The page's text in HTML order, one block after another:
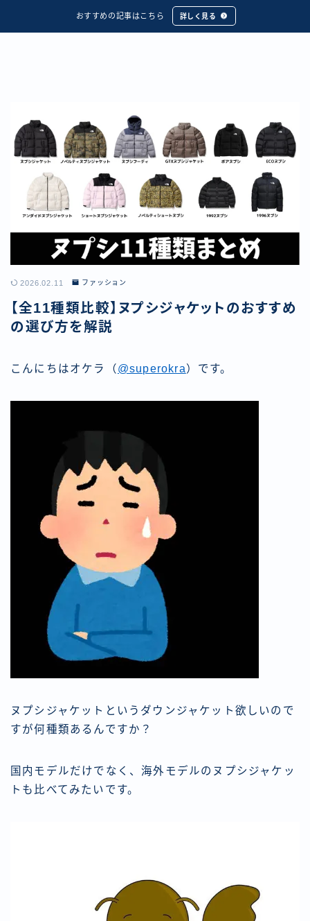
おすすめの記事はこちら 詳しく見る
2026.02.11 ファッション
【全11種類比較】ヌプシジャケットのおすすめ
の選び方を解説
こんにちはオケラ（ @superokra）です。
ヌプシジャケットというダウンジャケット欲しいので
すが何種類あるんですか？
国内モデルだけでなく、海外モデルのヌプシジャケッ
トも比べてみたいです。